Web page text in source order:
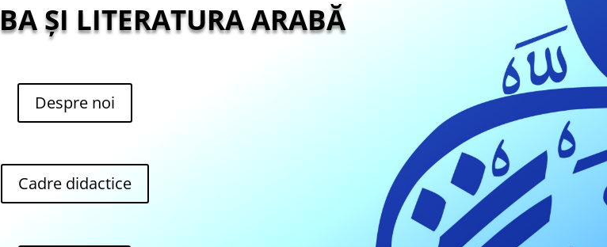
ȘI LITERATURA ARABĂ
Despre noi
Cadre didactice